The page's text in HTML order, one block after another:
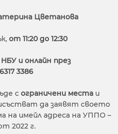
Цветанова
от 11:20 до 12:30
и онлайн през
3386
с ограничени места и
да заявят своето
на имейл адреса на УППО –
2022 г.